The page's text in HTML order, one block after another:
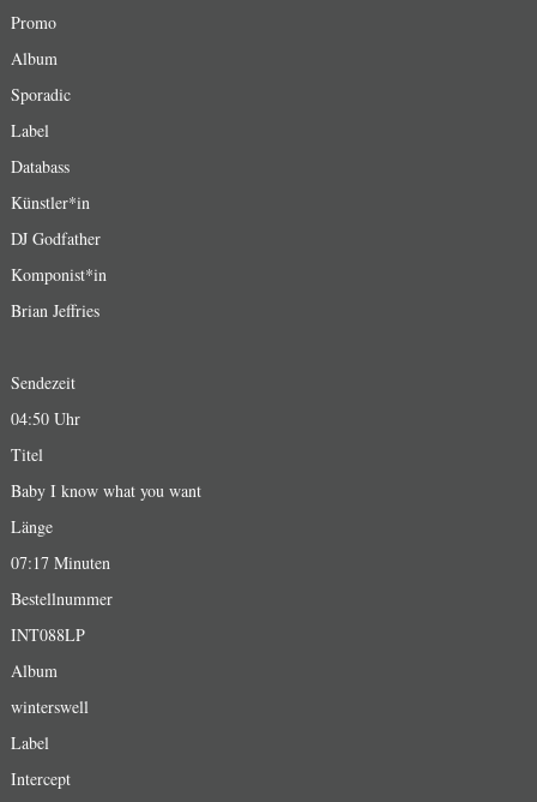
Promo
Album
Sporadic
Label
Databass
Künstler*in
DJ Godfather
Komponist*in
Brian Jeffries
Sendezeit
04:50 Uhr
Titel
Baby I know what you want
Länge
07:17 Minuten
Bestellnummer
INT088LP
Album
winterswell
Label
Intercept